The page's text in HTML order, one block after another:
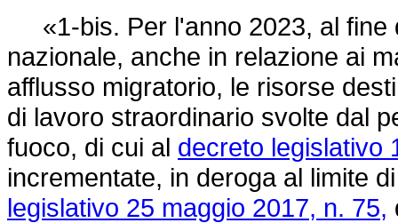
«1-bis. Per l'anno 2023, al fine
nazionale, anche in relazione ai
afflusso migratorio, le risorse
di lavoro straordinario svolte dal
fuoco, di cui al decreto legislativo
incrementate, in deroga al limite
legislativo 25 maggio 2017, n. 75,